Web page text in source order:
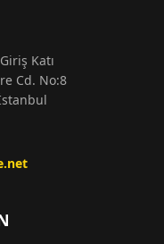
Katı
Cd. No:8